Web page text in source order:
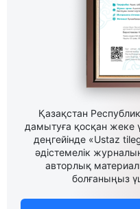
Қазақстан
дамытуға қосқан жеке
деңгейінде «Ustaz
әдістемелік
авторлық
болғаныңыз